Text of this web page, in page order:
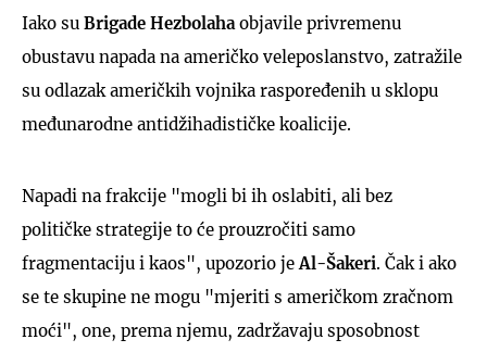
Iako su Brigade Hezbolaha objavile privremenu
obustavu napada na američko veleposlanstvo, zatražile
su odlazak američkih vojnika raspoređenih u sklopu
međunarodne antidžihadističke koalicije.
Napadi na frakcije "mogli bi ih oslabiti, ali bez
političke strategije to će prouzročiti samo
fragmentaciju i kaos", upozorio je Al-Šakeri. Čak i ako
se te skupine ne mogu "mjeriti s američkom zračnom
moći", one, prema njemu, zadržavaju sposobnost